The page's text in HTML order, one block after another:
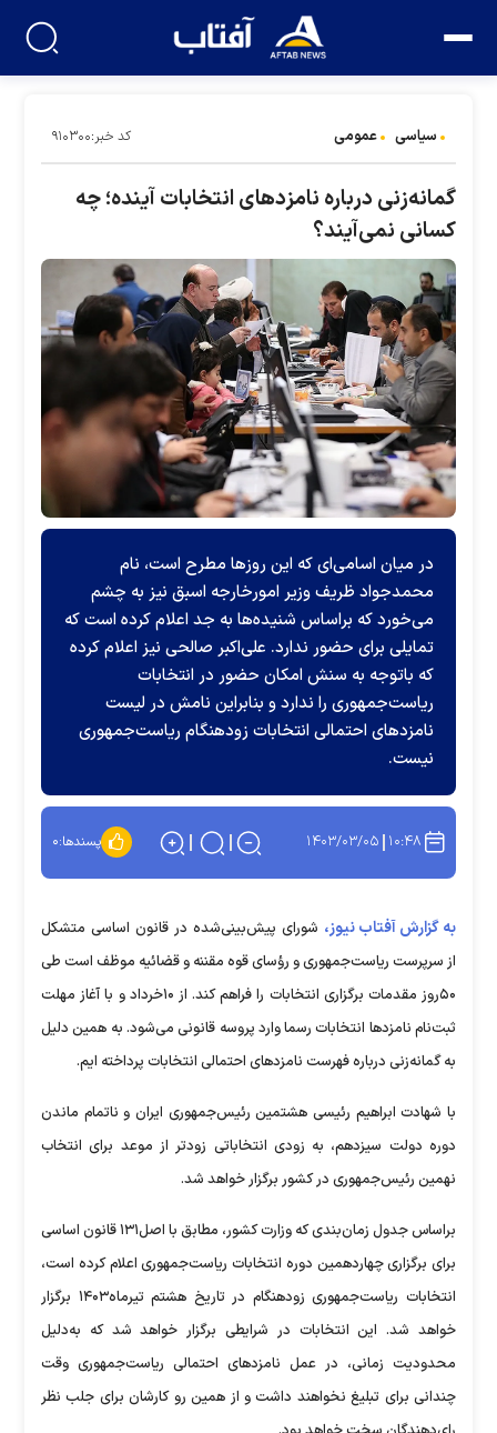
سیاسی عمومی کد خبر:۹۱۰۳۰۰
گمانه‌زنی درباره نامزد‌های انتخابات آینده؛ چه
کسانی نمی‌آیند؟
در میان اسامی‌ای که این روزها مطرح است، نام
محمدجواد ظریف وزیر امورخارجه اسبق نیز به چشم
می‌خورد که براساس شنیده‌ها به جد اعلام کرده است که
تمایلی برای حضور ندارد. علی‌اکبر صالحی نیز اعلام کرده
که باتوجه به سنش امکان حضور در انتخابات
ریاست‌جمهوری را ندارد و بنابراین نامش در لیست
نامزدهای احتمالی انتخابات زودهنگام ریاست‌جمهوری
نیست.
۱۰:۴۸ ۱۴۰۳/۰۳/۰۵ پسندها:۰
به گزارش آفتاب نیوز، شورای پیش‌بینی‌شده در قانون اساسی متشکل
از سرپرست ریاست‌جمهوری و رؤسای قوه مقننه و قضائیه موظف است طی
۵۰روز مقدمات برگزاری انتخابات را فراهم کند. از ۱۰خرداد و با آغاز مهلت
ثبت‌نام نامزدها انتخابات رسما وارد پروسه قانونی می‌شود. به همین دلیل
به گمانه‌زنی درباره فهرست نامزدهای احتمالی انتخابات پرداخته ایم.
با شهادت ابراهیم رئیسی هشتمین رئیس‌جمهوری ایران و ناتمام ماندن
دوره دولت سیزدهم، به زودی انتخاباتی زودتر از موعد برای انتخاب
نهمین رئیس‌جمهوری در کشور برگزار خواهد شد.
براساس جدول زمان‌بندی که وزارت کشور، مطابق با اصل۱۳۱ قانون اساسی
برای برگزاری چهاردهمین دوره انتخابات ریاست‌جمهوری اعلام کرده است،
انتخابات ریاست‌جمهوری زودهنگام در تاریخ هشتم تیرماه۱۴۰۳ برگزار
خواهد شد. این انتخابات در شرایطی برگزار خواهد شد که به‌دلیل
محدودیت زمانی، در عمل نامزدهای احتمالی ریاست‌جمهوری وقت
چندانی برای تبلیغ نخواهند داشت و از همین رو کارشان برای جلب نظر